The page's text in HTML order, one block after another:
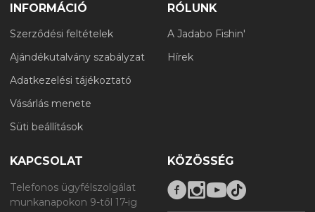
INFORMÁCIÓ
Szerződési feltételek
Ajándékutalvány szabályzat
Adatkezelési tájékoztató
Vásárlás menete
Süti beállítások
RÓLUNK
A Jadabo Fishin'
Hírek
KAPCSOLAT
Telefonos ügyfélszolgálat
munkanapokon 9-től 17-ig
KÖZÖSSÉG